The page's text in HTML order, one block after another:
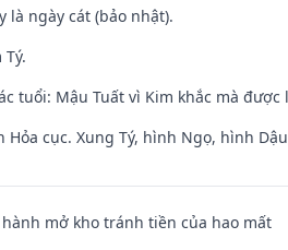
là ngày cát (bảo nhật).
tuổi: Mậu Tuất vì Kim khắc mà được
cục. Xung Tý, hình Ngọ, hình
mở kho tránh tiền của hao mất